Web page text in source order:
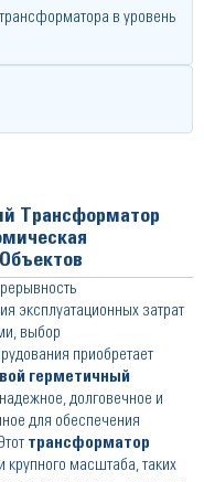
в уровень
Трансформатор
эксплуатационных затрат
выбор
приобретает
герметичный
долговечное и
для обеспечения
трансформатор
крупного масштаба, таких